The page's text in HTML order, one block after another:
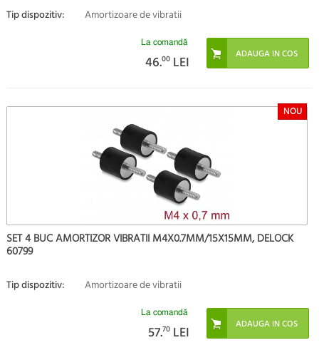
Tip dispozitiv: Amortizoare de vibratii
La comandă
46.00 LEI
NOU
SET 4 BUC AMORTIZOR VIBRATII M4X0.7MM/15X15MM, DELOCK
60799
Tip dispozitiv: Amortizoare de vibratii
La comandă
57.70 LEI